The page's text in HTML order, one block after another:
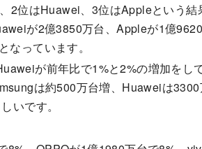
2位はHuawei、3位はAppleという
が2億3850万台、Appleが1億
っています。
が前年比で1%と2%の増加をし
は約500万台増、Huaweiは
いです。